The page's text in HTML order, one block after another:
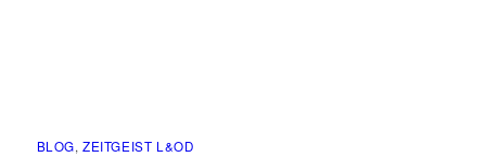
BLOG,ZEITGEIST L&OD